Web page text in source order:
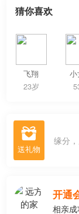
猜你喜欢
飞翔
23岁
小
 缘分
开通
相亲